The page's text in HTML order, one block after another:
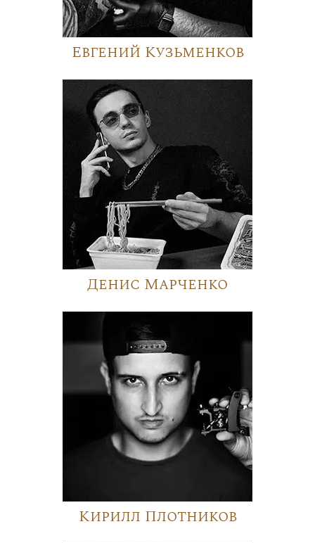
Евгений Кузьменков
Денис Марченко
Кирилл Плотников